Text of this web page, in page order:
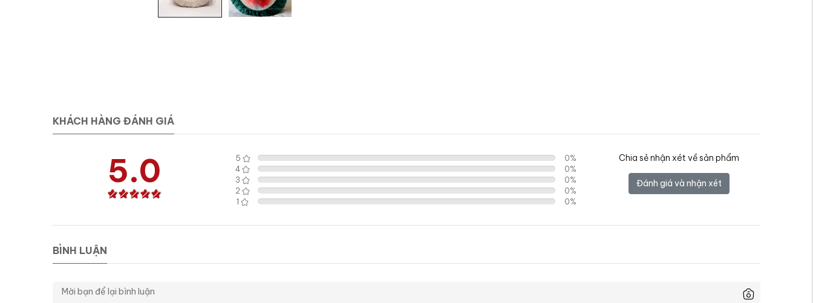
KHÁCH HÀNG ĐÁNH GIÁ
5.0 5 0%
4
0%
3
0%
2
0%
1
0%
Chia sẻ nhận xét về sản phẩm
Đánh giá và nhận xét
BÌNH LUẬN